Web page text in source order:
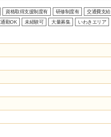
資格取得支援制度有 研修制度有
交通費支給
勤OK
未経験可 大量募集 いわきエリア